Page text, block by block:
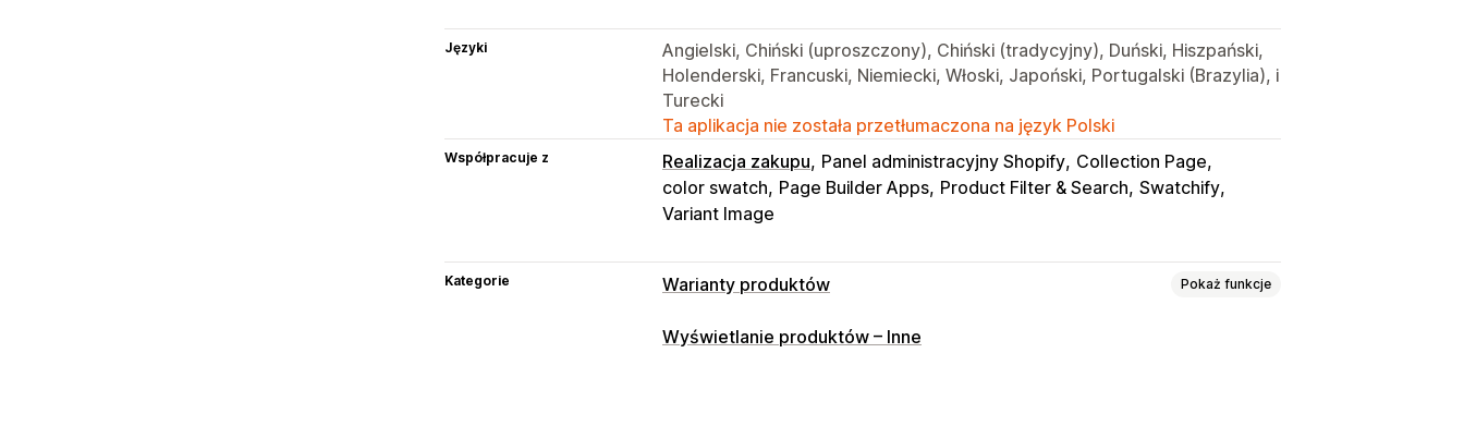
Języki
Angielski, Chiński (uproszczony), Chiński (tradycyjny), Duński, Hiszpański,
Holenderski, Francuski, Niemiecki, Włoski, Japoński, Portugalski (Brazylia), i
Turecki
Ta aplikacja nie została przetłumaczona na język Polski
Współpracuje z Realizacja zakupu Panel administracyjny Shopify Collection Page
color swatch Page Builder Apps Product Filter & Search Swatchify
Variant Image
Kategorie Warianty produktów Pokaż funkcje
Dostosowanie
Wyświetlanie produktów – Inne